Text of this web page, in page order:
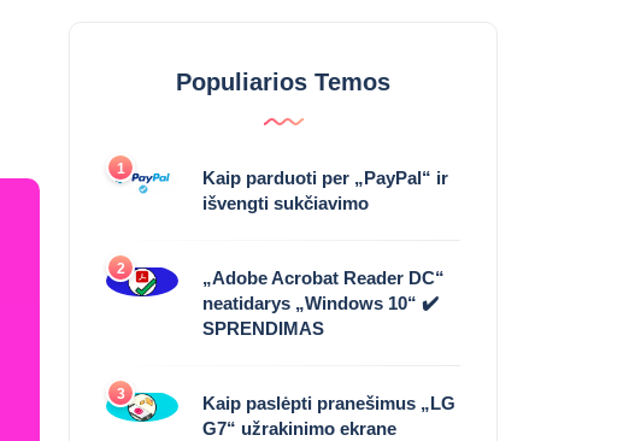
Populiarios Temos
1
Kaip parduoti per „PayPal“ ir
išvengti sukčiavimo
2
„Adobe Acrobat Reader DC“
neatidarys „Windows 10“ ✔️
SPRENDIMAS
3
Kaip paslėpti pranešimus „LG
G7“ užrakinimo ekrane